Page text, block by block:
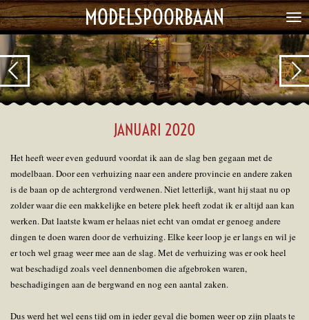
Ga
direct
naar
de
hoofdinhoud
MODELSPOORBAAN
JANUARI 2020
Het heeft weer even geduurd voordat ik aan de slag ben gegaan met de
modelbaan. Door een verhuizing naar een andere provincie en andere zaken
is de baan op de achtergrond verdwenen. Niet letterlijk, want hij staat nu op
zolder waar die een makkelijke en betere plek heeft zodat ik er altijd aan kan
werken. Dat laatste kwam er helaas niet echt van omdat er genoeg andere
dingen te doen waren door de verhuizing. Elke keer loop je er langs en wil je
er toch wel graag weer mee aan de slag. Met de verhuizing was er ook heel
wat beschadigd zoals veel dennenbomen die afgebroken waren,
beschadigingen aan de bergwand en nog een aantal zaken.
Dus werd het wel eens tijd om in ieder geval die bomen weer op zijn plaats te